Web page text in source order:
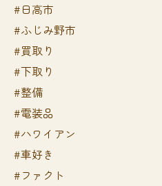
#日高市
#ふじみ野市
#買取り
#下取り
#整備
#電装品
#ハワイアン
#車好き
#ファクト